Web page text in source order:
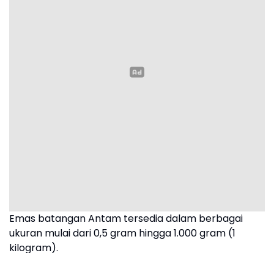
Emas batangan Antam tersedia dalam berbagai
ukuran mulai dari 0,5 gram hingga 1.000 gram (1
kilogram).